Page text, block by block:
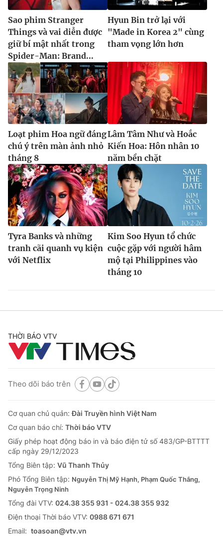
Sao phim Stranger
Things và vai diễn được
giữ bí mật nhất trong
Spider-Man: Brand...
Hyun Bin trở lại với
"Made in Korea 2" cùng
tham vọng lớn hơn
Loạt phim Hoa ngữ đáng
chú ý trên màn ảnh nhỏ
tháng 8
Lâm Tâm Như và Hoắc
Kiến Hoa: Hôn nhân 10
năm bền chặt
Tyra Banks và những
tranh cãi quanh vụ kiện
với Netflix
Kim Soo Hyun tổ chức
cuộc gặp với người hâm
mộ tại Philippines vào
tháng 10
THỜI BÁO VTV
Theo dõi báo trên
Cơ quan chủ quản:Đài Truyền hình Việt Nam
Cơ quan báo chí: Thời báo VTV
Giấy phép hoạt động báo in và báo điện tử số 483/GP-BTTTT
cấp ngày 29/12/2023
Tổng Biên tập: Vũ Thanh Thủy
Phó Tổng Biên tập: Nguyễn Thị Mỹ Hạnh, Phạm Quốc Thắng,
Nguyễn Trọng Ninh
Tổng đài VTV: 024.38 355 931 - 024.38 355 932
Ðiện thoại Thời báo VTV: 0988 671 671
Email: toasoan@vtv.vn